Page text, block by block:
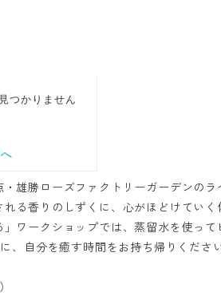
雄勝ローズファクトリーガーデンのラ
れる香りのしずくに、心がほどけていく
ワークショップでは、蒸留水を使っ
、自分を癒す時間をお持ち帰りください